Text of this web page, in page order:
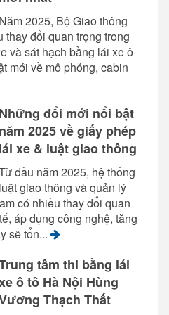
Năm 2025, Bộ Giao thông
đổi quan trọng trong
và sát hạch bằng lái xe ô
mới về mô phỏng, cabin
Những đổi mới nổi bật
năm 2025 về giấy phép
lái xe & luật giao thông
đầu năm 2025, hệ thống
luật giao thông và quản lý
có nhiều thay đổi quan
áp dụng công nghệ, tăng
sẽ tổn...
tâm thi bằng lái
ô tô Hà Nội Hùng
Thạch Thất